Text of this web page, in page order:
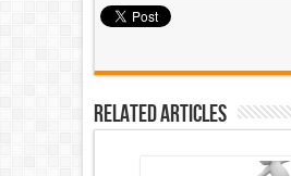
Related Articles